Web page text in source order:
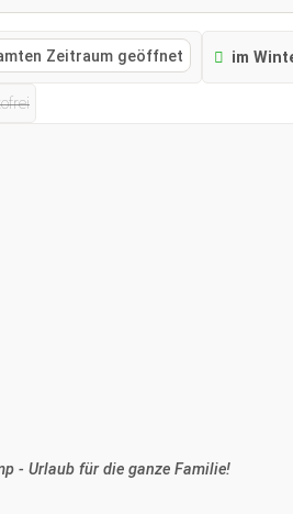
Zeitraum geöffnet im
- Urlaub für die ganze Familie!